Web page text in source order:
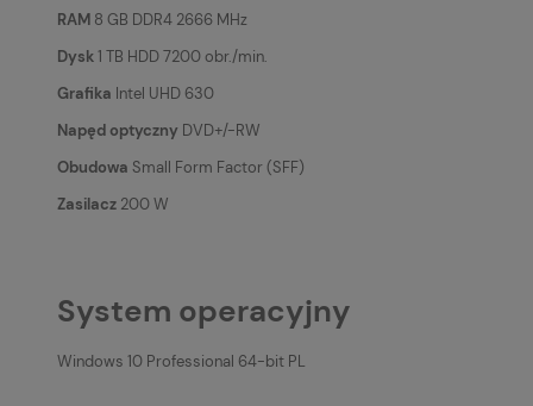
RAM 8 GB DDR4 2666 MHz
Dysk1 TB HDD 7200 obr./min.
Grafika Intel UHD 630
Napęd optyczny DVD+/-RW
Obudowa Small Form Factor (SFF)
Zasilacz 200 W
System operacyjny
Windows 10 Professional 64-bit PL